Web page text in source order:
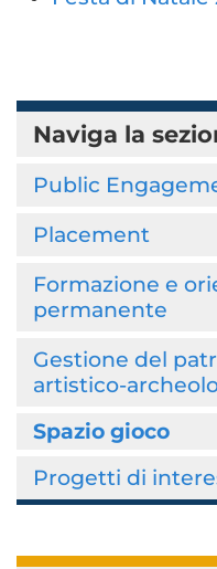
Naviga la
Public
Placement
Formazione e
permanente
Gestione del
artistico-
Spazio gioco
Progetti di